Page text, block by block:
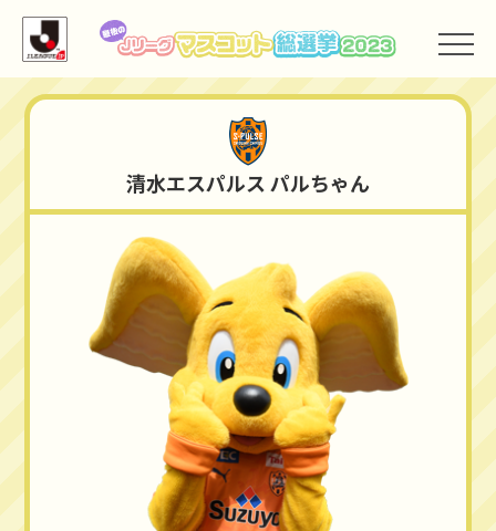
清水エスパルス パルちゃん